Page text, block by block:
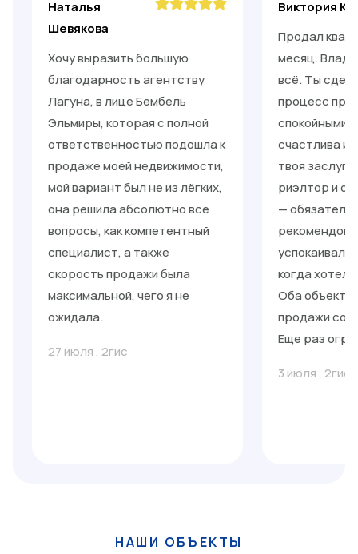
Наталья
Шевякова
Хочу выразить большую
благодарность агентству
Лагуна, в лице Бембель
Эльмиры, которая с полной
ответственностью подошла к
продаже моей недвижимости,
мой вариант был не из лёгких,
она решила абсолютно все
вопросы, как компетентный
специалист, а также
скорость продажи была
максимальной, чего я не
ожидала.
27 июля , 2гис
Виктория
Продал
месяц.
всё. Ты
процесс
спокойными.
счастлива и
твоя
риэлтор и
—
успокаивал,
когда
Оба объекта
продажи со
Еще раз
3 июля , 2гис
НАШИ ОБЪЕКТЫ